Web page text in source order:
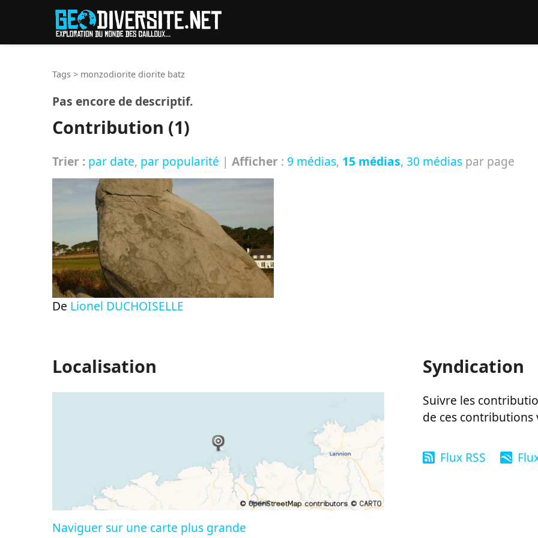
Tags > monzodiorite diorite batz
Pas encore de descriptif.
Contribution (1)
Trier : par date, par popularité | Afficher : 9 médias, 15 médias, 30 médias par page
De Lionel DUCHOISELLE
Localisation
Naviguer sur une carte plus grande
Syndication
Suivre les
de ces
Flux RSS